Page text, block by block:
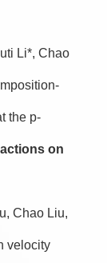
Li*, Chao
the p-
on
Chao Liu,
velocity